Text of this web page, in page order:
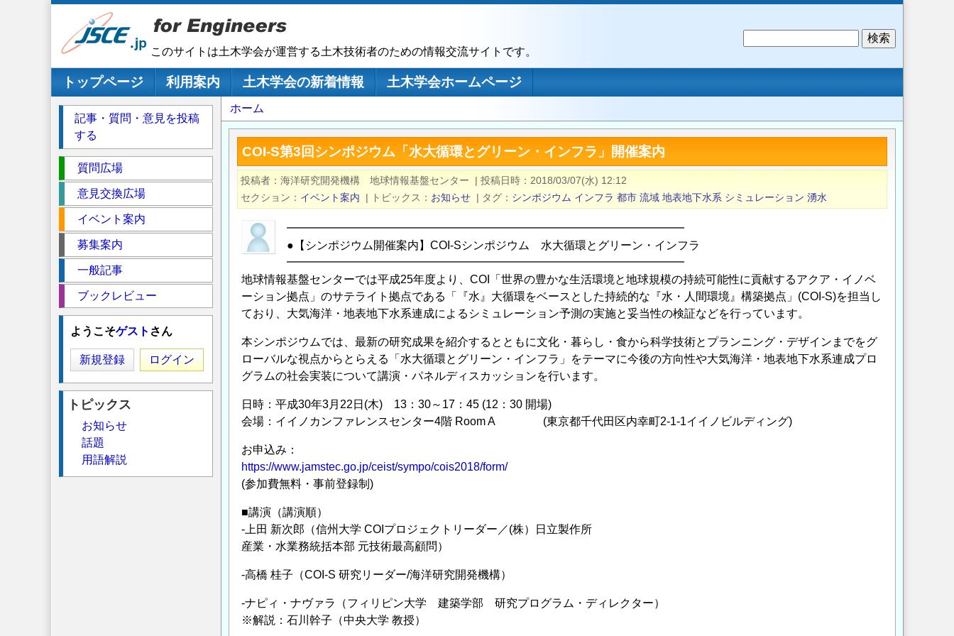
このサイトは土木学会が運営する土木技術者のための情報交流サイトです。
メインナビゲーション
トップページ 利用案内 土木学会の新着情報
土木学会ホームページ
パ
ン
く
ず
ホーム
COI-S第3回シンポジウム「水大循環とグリーン・インフラ」開催案内
投稿者 海洋研究開発機構 地球情報基盤センター | 投稿日時
2018/03/07(水) 12:12
セクション
イベント案内 | トピックス お知らせ | タグ シンポジウム インフラ 都市 流域 地表地下水系 シミュレーション 湧水
━━━━━━━━━━━━━━━━━━━━━━━━━━━━━━━━━━━
●【シンポジウム開催案内】COI-Sシンポジウム 水大循環とグリーン・インフラ
━━━━━━━━━━━━━━━━━━━━━━━━━━━━━━━━━━━
地球情報基盤センターでは平成25年度より、COI「世界の豊かな生活環境と地球規模の持続可能性に貢献するアクア・イノベ
ーション拠点」のサテライト拠点である「『水』大循環をベースとした持続的な『水・人間環境』構築拠点」(COI-S)を担当し
ており、大気海洋・地表地下水系連成によるシミュレーション予測の実施と妥当性の検証などを行っています。
本シンポジウムでは、最新の研究成果を紹介するとともに文化・暮らし・食から科学技術とプランニング・デザインまでをグ
ローバルな視点からとらえる「水大循環とグリーン・インフラ」をテーマに今後の方向性や大気海洋・地表地下水系連成プロ
グラムの社会実装について講演・パネルディスカッションを行います。
日時：平成30年3月22日(木) 13：30～17：45 (12：30 開場)
会場：イイノカンファレンスセンター4階 Room A (東京都千代田区内幸町2-1-1イイノビルディング)
お申込み：
https://www.jamstec.go.jp/ceist/sympo/cois2018/form/
(参加費無料・事前登録制)
■講演（講演順）
-上田 新次郎（信州大学 COIプロジェクトリーダー／(株）日立製作所
産業・水業務統括本部 元技術最高顧問）
-高橋 桂子（COI-S 研究リーダー/海洋研究開発機構）
-ナピィ・ナヴァラ（フィリピン大学 建築学部 研究プログラム・ディレクター）
※解説：石川幹子（中央大学 教授）
記事・質問・意見を投稿
する
ク
シ
質問広場
意見交換広場
イベント案内
募集案内
一般記事
ブックレビュー
ようこそゲスト さん
新規登録 ログイン
トピックス
お知らせ
話題
用語解説